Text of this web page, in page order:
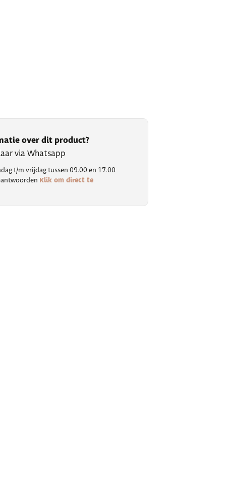
over dit product?
via Whatsapp
t/m vrijdag tussen 09.00 en 17.00
Klik om direct te